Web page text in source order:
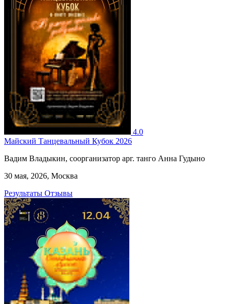
4.0
Майский Танцевальный Кубок 2026
Вадим Владыкин, соорганизатор арг. танго Анна Гудыно
30 мая, 2026, Москва
Результаты Отзывы